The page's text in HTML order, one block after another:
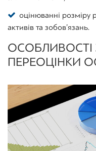
оцінюванні розміру
активів та зобов’язань.
ОСОБЛИВОСТІ
ПЕРЕОЦІНКИ